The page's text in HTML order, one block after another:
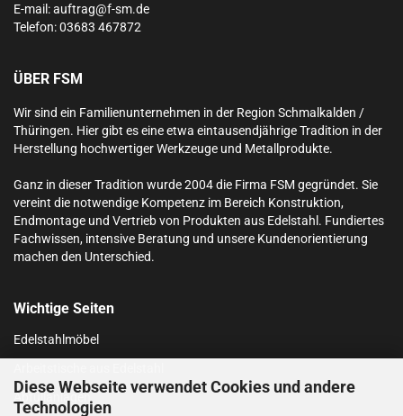
Diese Webseite verwendet Cookies und andere
Technologien
E-mail:auftrag@f-sm.de
Telefon:03683 467872
ÜBER FSM
Wir sind ein Familienunternehmen in der Region Schmalkalden /
Thüringen. Hier gibt es eine etwa eintausendjährige Tradition in der
Herstellung hochwertiger Werkzeuge und Metallprodukte.
Ganz in dieser Tradition wurde 2004 die Firma FSM gegründet. Sie
vereint die notwendige Kompetenz im Bereich Konstruktion,
Endmontage und Vertrieb von Produkten aus Edelstahl. Fundiertes
Fachwissen, intensive Beratung und unsere Kundenorientierung
machen den Unterschied.
Wichtige Seiten
Edelstahlmöbel
Abfüllanlagen